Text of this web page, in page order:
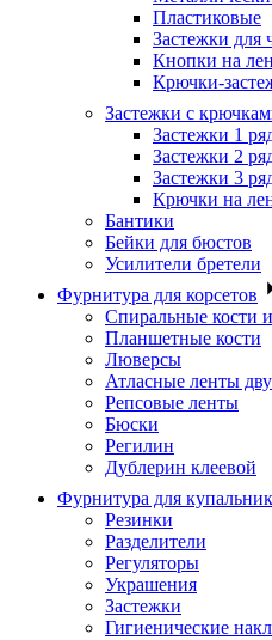
Пластиковые
Застежки для
Кнопки на
Крючки-
Застежки с
Застежки 1
Застежки 2
Застежки 3
Крючки на
Бантики
Бейки для бюстов
Усилители бретели
Фурнитура для корсетов
Спиральные кости
Планшетные кости
Люверсы
Атласные ленты
Репсовые ленты
Бюски
Регилин
Дублерин клеевой
Фурнитура для
Резинки
Разделители
Регуляторы
Украшения
Застежки
Гигиенические